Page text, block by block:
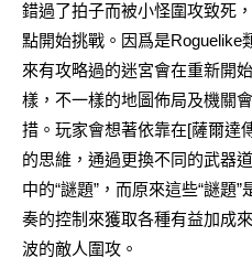
錯過了拍子而被小怪圍攻致死
點開始挑戰。因爲是Roguelike
來有攻略過的迷宮會在重新開
樣，不一樣的地圖佈局及機關
措。玩家會想著依靠在[薩爾達
的思維，通過更換不同的武器
中的“謎題”，而原來這些“謎題”
奏的控制來獲取各種有益加成
波的敵人圍攻。